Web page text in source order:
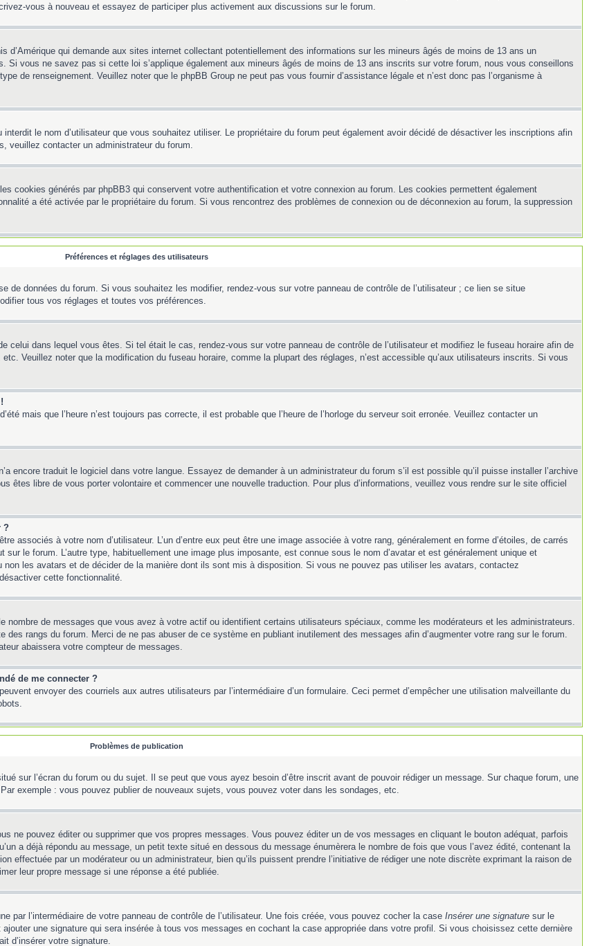
vous à nouveau et essayez de participer plus activement aux discussions sur le forum.
d’Amérique qui demande aux sites internet collectant potentiellement des informations sur les mineurs âgés de moins de 13 ans un
vous ne savez pas si cette loi s’applique également aux mineurs âgés de moins de 13 ans inscrits sur votre forum, nous vous conseillons
de renseignement. Veuillez noter que le phpBB Group ne peut pas vous fournir d’assistance légale et n’est donc pas l’organisme à
le nom d’utilisateur que vous souhaitez utiliser. Le propriétaire du forum peut également avoir décidé de désactiver les inscriptions afin
veuillez contacter un administrateur du forum.
cookies générés par phpBB3 qui conservent votre authentification et votre connexion au forum. Les cookies permettent également
a été activée par le propriétaire du forum. Si vous rencontrez des problèmes de connexion ou de déconnexion au forum, la suppression
Préférences et réglages des utilisateurs
données du forum. Si vous souhaitez les modifier, rendez-vous sur votre panneau de contrôle de l’utilisateur ; ce lien se situe
tous vos réglages et toutes vos préférences.
celui dans lequel vous êtes. Si tel était le cas, rendez-vous sur votre panneau de contrôle de l’utilisateur et modifiez le fuseau horaire afin de
Veuillez noter que la modification du fuseau horaire, comme la plupart des réglages, n’est accessible qu’aux utilisateurs inscrits. Si vous
mais que l’heure n’est toujours pas correcte, il est probable que l’heure de l’horloge du serveur soit erronée. Veuillez contacter un
encore traduit le logiciel dans votre langue. Essayez de demander à un administrateur du forum s’il est possible qu’il puisse installer l’archive
êtes libre de vous porter volontaire et commencer une nouvelle traduction. Pour plus d’informations, veuillez vous rendre sur le site officiel
?
associés à votre nom d’utilisateur. L’un d’entre eux peut être une image associée à votre rang, généralement en forme d’étoiles, de carrés
le forum. L’autre type, habituellement une image plus imposante, est connue sous le nom d’avatar et est généralement unique et
non les avatars et de décider de la manière dont ils sont mis à disposition. Si vous ne pouvez pas utiliser les avatars, contactez
cette fonctionnalité.
nombre de messages que vous avez à votre actif ou identifient certains utilisateurs spéciaux, comme les modérateurs et les administrateurs.
rangs du forum. Merci de ne pas abuser de ce système en publiant inutilement des messages afin d’augmenter votre rang sur le forum.
abaissera votre compteur de messages.
de me connecter ?
envoyer des courriels aux autres utilisateurs par l’intermédiaire d’un formulaire. Ceci permet d’empêcher une utilisation malveillante du
Problèmes de publication
sur l’écran du forum ou du sujet. Il se peut que vous ayez besoin d’être inscrit avant de pouvoir rédiger un message. Sur chaque forum, une
exemple : vous pouvez publier de nouveaux sujets, vous pouvez voter dans les sondages, etc.
ne pouvez éditer ou supprimer que vos propres messages. Vous pouvez éditer un de vos messages en cliquant le bouton adéquat, parfois
a déjà répondu au message, un petit texte situé en dessous du message énumèrera le nombre de fois que vous l’avez édité, contenant la
effectuée par un modérateur ou un administrateur, bien qu’ils puissent prendre l’initiative de rédiger une note discrète exprimant la raison de
leur propre message si une réponse a été publiée.
par l’intermédiaire de votre panneau de contrôle de l’utilisateur. Une fois créée, vous pouvez cocher la case Insérer une signature sur le
une signature qui sera insérée à tous vos messages en cochant la case appropriée dans votre profil. Si vous choisissez cette dernière
d’insérer votre signature.